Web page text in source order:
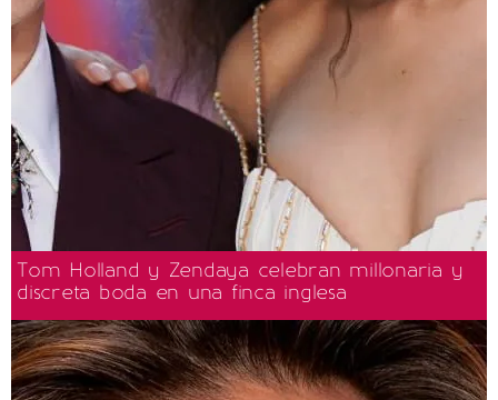
Tom Holland y Zendaya celebran millonaria y
discreta boda en una finca inglesa